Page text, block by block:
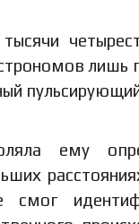
лишь
ему
смог